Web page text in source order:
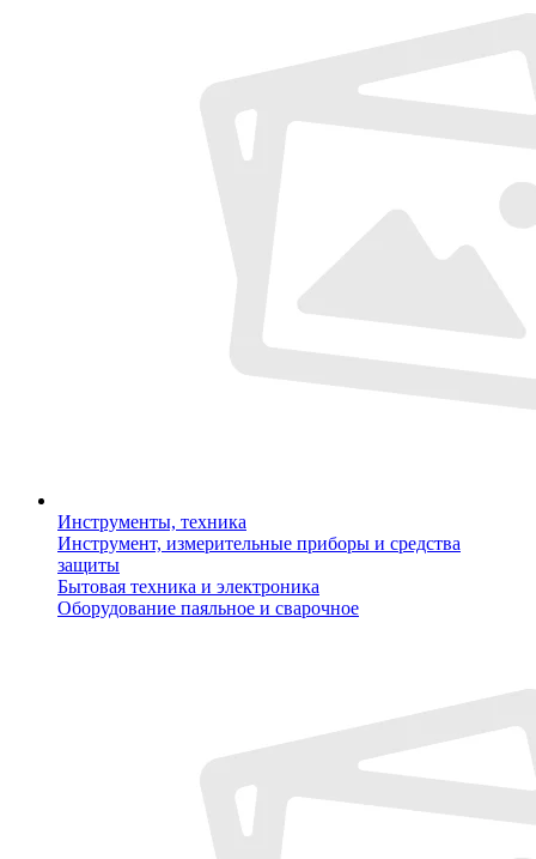
Инструменты, техника
Инструмент, измерительные приборы и средства
защиты
Бытовая техника и электроника
Оборудование паяльное и сварочное